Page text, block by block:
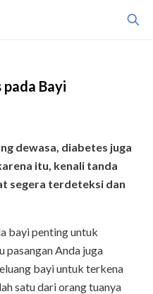
Bayi
dewasa, diabetes juga
itu, kenali tanda
segera terdeteksi dan
bayi penting untuk
pasangan Anda juga
bayi untuk terkena
satu dari orang tuanya